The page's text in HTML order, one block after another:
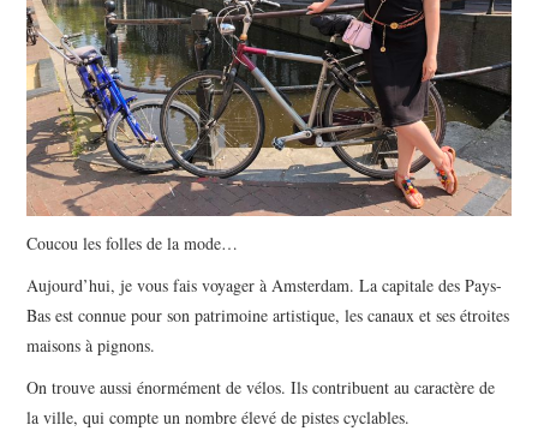
LUXE ET LA BEAUTÉ EN Y
AJOUTANT MON PETIT
GRAIN DE FOLIE ET MES
PETITS TUYAUX…
Coucou les folles de la mode…
Aujourd’hui, je vous fais voyager à Amsterdam. La capitale des Pays-
Bas est connue pour son patrimoine artistique, les canaux et ses étroites
maisons à pignons.
On trouve aussi énormément de vélos. Ils contribuent au caractère de
la ville, qui compte un nombre élevé de pistes cyclables.